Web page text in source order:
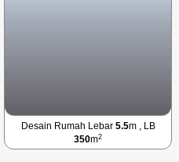
Desain Rumah Lebar 5.5m , LB
350m2